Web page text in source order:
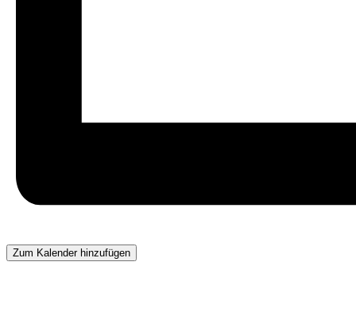
Zum Kalender hinzufügen